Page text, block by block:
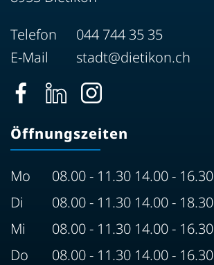
Telefon
044 744 35 35
E-Mail
stadt@dietikon.ch
Öffnungszeiten
Mo
08.00 - 11.30 14.00 - 16.30
Di
08.00 - 11.30 14.00 - 18.30
Mi
08.00 - 11.30 14.00 - 16.30
Do
08.00 - 11.30 14.00 - 16.30